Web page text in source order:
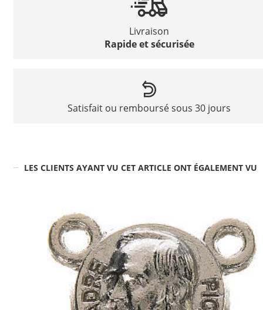
Livraison
Rapide et sécurisée
Satisfait ou remboursé sous 30 jours
LES CLIENTS AYANT VU CET ARTICLE ONT ÉGALEMENT VU